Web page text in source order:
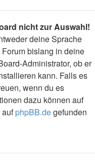
nicht zur Auswahl!
deine Sprache
bislang in deine
Administrator, ob er
kann. Falls es
wenn du es
dazu können auf
aufphpBB.degefunden